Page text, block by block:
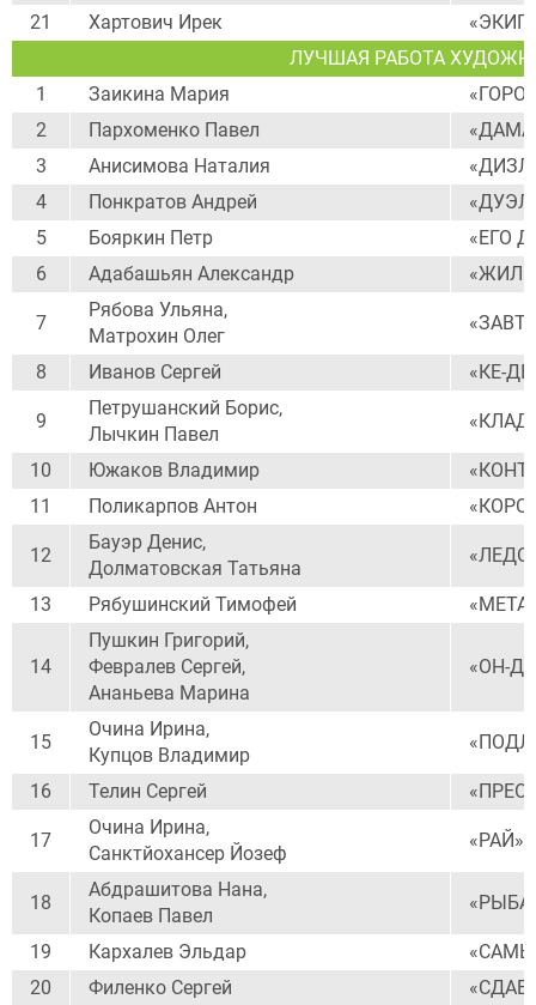
21 Хартович Ирек
ЛУЧШАЯ РАБОТА
1
Заикина Мария
2
Пархоменко Павел
3
Анисимова Наталия
4
Понкратов Андрей
5
Бояркин Петр
«ЕГО
6
Адабашьян Александр
7
Рябова Ульяна,
Матрохин Олег
8 Иванов Сергей «КЕ-
9
Петрушанский Борис,
Лычкин Павел
10 Южаков Владимир
11
Поликарпов Антон
12
Бауэр Денис,
Долматовская Татьяна
13 Рябушинский Тимофей
14
Пушкин Григорий,
Февралев Сергей,
Ананьева Марина
«ОН-
15
Очина Ирина,
Купцов Владимир
16 Телин Сергей
17
Очина Ирина,
Санктйохансер Йозеф
«РАЙ»
18
Абдрашитова Нана,
Копаев Павел
19 Кархалев Эльдар
20
Филенко Сергей